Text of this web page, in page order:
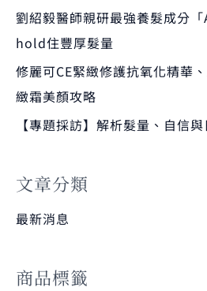
劉紹毅醫師親研最強養髮成分
hold住豐厚髮量
修麗可CE緊緻修護抗氧化精華
緻霜美顏攻略
【專題採訪】解析髮量、自信
文章分類
最新消息
商品標籤